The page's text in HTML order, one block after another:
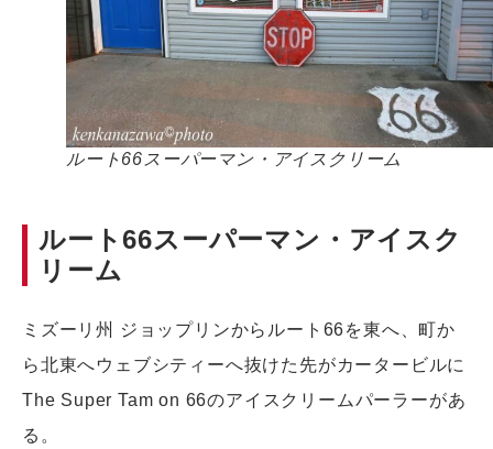
ルート66スーパーマン・アイスクリーム
ルート66スーパーマン・アイスク
リーム
ミズーリ州 ジョップリンからルート66を東へ、町か
ら北東へウェブシティーへ抜けた先がカータービルに
The Super Tam on 66のアイスクリームパーラーがあ
る。